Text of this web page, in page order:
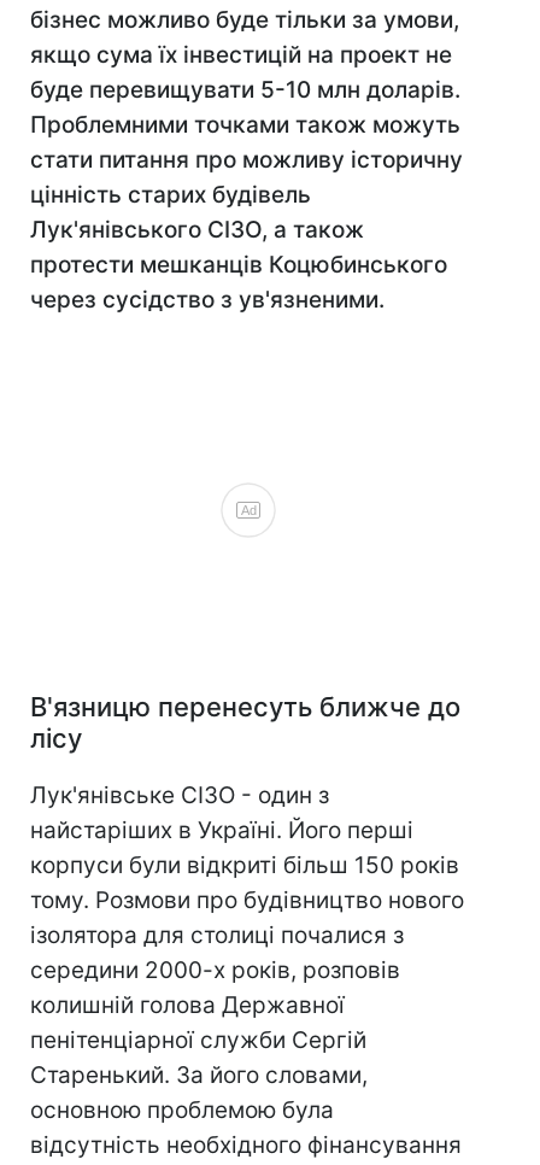
бізнес можливо буде тільки за умови,
якщо сума їх інвестицій на проект не
буде перевищувати 5-10 млн доларів.
Проблемними точками також можуть
стати питання про можливу історичну
цінність старих будівель
Лук'янівського СІЗО, а також
протести мешканців Коцюбинського
через сусідство з ув'язненими.
Ad
В'язницю перенесуть ближче до
лісу
Лук'янівське СІЗО - один з
найстаріших в Україні. Його перші
корпуси були відкриті більш 150 років
тому. Розмови про будівництво нового
ізолятора для столиці почалися з
середини 2000-х років, розповів
колишній голова Державної
пенітенціарної служби Сергій
Старенький. За його словами,
основною проблемою була
відсутність необхідного фінансування